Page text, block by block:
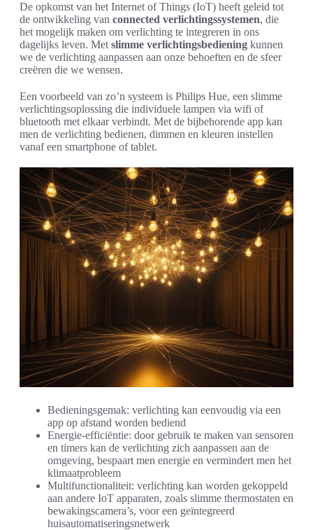
De opkomst van het Internet of Things (IoT) heeft geleid tot
de ontwikkeling van connected verlichtingssystemen, die
het mogelijk maken om verlichting te integreren in ons
dagelijks leven. Met slimme verlichtingsbediening kunnen
we de verlichting aanpassen aan onze behoeften en de sfeer
creëren die we wensen.
Een voorbeeld van zo’n systeem is Philips Hue, een slimme
verlichtingsoplossing die individuele lampen via wifi of
bluetooth met elkaar verbindt. Met de bijbehorende app kan
men de verlichting bedienen, dimmen en kleuren instellen
vanaf een smartphone of tablet.
Bedieningsgemak: verlichting kan eenvoudig via een
app op afstand worden bediend
Energie-efficiëntie: door gebruik te maken van sensoren
en timers kan de verlichting zich aanpassen aan de
omgeving, bespaart men energie en vermindert men het
klimaatprobleem
Multifunctionaliteit: verlichting kan worden gekoppeld
aan andere IoT apparaten, zoals slimme thermostaten en
bewakingscamera’s, voor een geïntegreerd
huisautomatiseringsnetwerk